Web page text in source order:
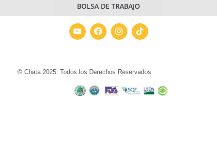
BOLSA DE TRABAJO
© Chata 2025. Todos los Derechos Reservados